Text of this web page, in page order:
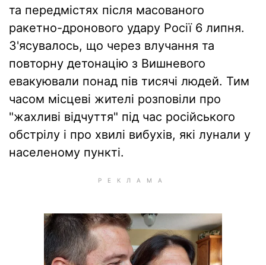
та передмістях після масованого
ракетно-дронового удару Росії 6 липня.
З'ясувалось, що через влучання та
повторну детонацію з Вишневого
евакуювали понад пів тисячі людей. Тим
часом місцеві жителі розповіли про
"жахливі відчуття" під час російського
обстрілу і про хвилі вибухів, які лунали у
населеному пункті.